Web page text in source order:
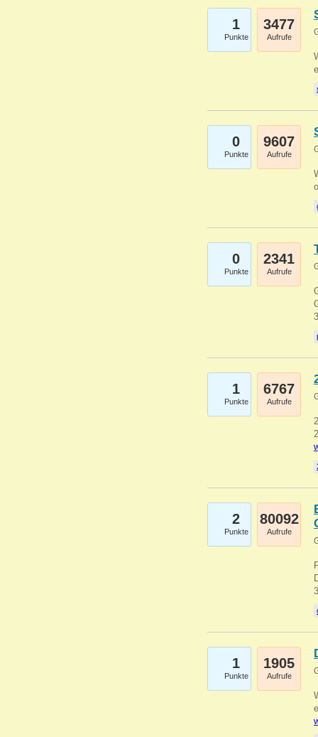
1
Punkte
3477
Aufrufe
0
Punkte
9607
Aufrufe
0
Punkte
2341
Aufrufe
1
Punkte
6767
Aufrufe
2
Punkte
80092
Aufrufe
1
Punkte
1905
Aufrufe